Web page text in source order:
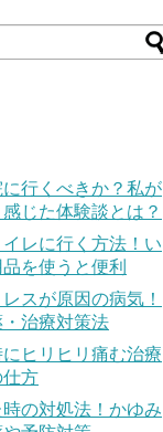
行くべきか？私が
じた体験談とは？
レに行く方法！い
を使うと便利
スが原因の病気！
治療対策法
ヒリヒリ痛む治療
仕方
の対処法！かゆみ